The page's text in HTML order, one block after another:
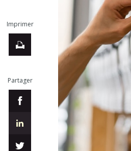
Imprimer
Partager